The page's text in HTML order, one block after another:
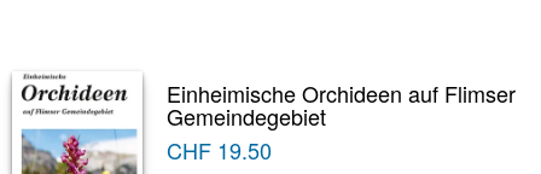
Einheimische Orchideen auf Flimser
Gemeindegebiet
CHF19.50